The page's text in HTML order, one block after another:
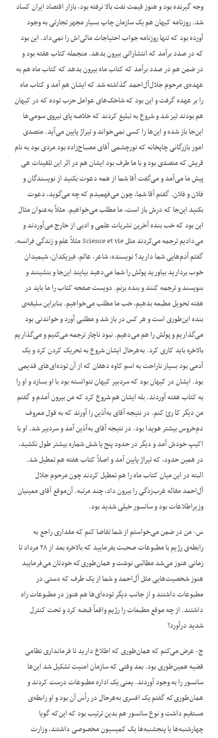
وجه گیرنده بود و هنوز قیمت نفت بالا نرفته بود، بازار اقتصاد ایران کساد
شد. روزنامه کیهان هم یک سازمان چاپ بسیار مجهز تجارتی به وجود
آورده بود که تنها روزنامه جواب احتیاجات مالی‌اش را نمی‌داد. این بود
که در صدد برآمد که انتشاراتی بیرون بدهد. منجمله کتاب هفته بود و
در ضمن هم در صدد برآمد که کتاب ماه بیرون بدهد که کتاب ماه هم به
عهده‌ی مرحوم جلال‌آل‌احمد گذاشته شد که ایشان هم آمد و کتاب ماه
را بر عهده گرفت و این بود که شاخک‌های عوامل حزب توده که در کیهان
هم بودند تیز شد و شروع به تبلیغ کردند که خلاصه پای نیروی سومی‌ها
این‌جا باز شده و این‌ها را کسی نمی‌خواند و تیراژ پایین می‌آید. متصدی
امور بازرگانی چاپخانه که نورچشمی آقای مصباح‌زاده بود مردی بود به نام
قریش که متصدی بود و با ما طرف بود ایشان هم در اثر این تلقینات هی
پیش ما می‌آمد و می‌گفت آقا شما از همه دعوت بکنید از نویسندگان و
فلان و فلان. گفتم آقا شما، چون می‌فهمیدم که چه می‌گوید، دعوت
بکنید این‌جا که درش باز است، ما مطلب می‌خواهیم. مثلاً به‌عنوان مثال
این بود که خب بنده آخرین نشریات علمی و ادبی از خارج می‌آوردند و
می‌دادیم ترجمه می‌کردند مثل Science et vie مثلاً علم و زندگی فرانسه.
گفتم آدم‌هایی شما دارید؟ نویسنده، شاعر، عالم، فیزیکدان، شیمیدان
خوب بردارید بیاورید پولش را شما می‌دهید بیایند این‌جا و بنشینند و
بنویسند و ترجمه کنند و بنده بزنم. دویست صفحه کتاب را ما باید در
هفته تحویل مطبعه بدهیم، خب ما مطلب می‌خواهیم. بنابراین سلیقه‌ی
بنده این‌طوری است و هر کس در باز شد و مطلبی آورد و خواندنی بود
می‌گذاریم و پولش را هم می‌دهیم. نبود ناچار ترجمه می‌کنیم و می‌گذاریم
بالاخره باید کاری کرد. به‌هرحال ایشان شروع به تحریک کردن کرد و یک
آدمی بود بسیار ناراحت به اسم کاوه دهقان که از آن توده‌ای‌های قدیمی
بود. ایشان در کیهان بود که سردبیر کیهان نتوانسته بود با او بسازد و او را
به کتاب هفته آوردند. بله ایشان هم شروع کرد که من بیرون آمدم و گفتم
من دیگر کا رئ کنم. در نتیجه آقای به‌آذین را آورند که به قول معروف
دم‌خروس بیشتر هویدا بود. در نتیجه آقای به‌آذین آمد و سردبیر شد. او با
اکیپ خودش آمد و دیگر در حدود پنج یا شش شماره بیشتر طول نکشید،
در همین حدود، که تیراژ پایین آمد و اصلاً کتاب هفته هم تعطیل شد.
البته در این میان کتاب ماه را هم تعطیل کردند چون مرحوم جلال
آل‌احمد مقاله غرب‌زدگی را بیرون داد، چند مرتبه. آن‌موقع آقای معینیان
وزیراطلاعات بود و سانسور خیلی شدید بود.
س- من در ضمن می‌خواستم از شما تقاضا کنم که مقداری راجع به
رابطه‌ی رژیم با مطبوعات صحبت بفرمایید که بالاخره بعد از ۲۸ مرداد تا
زمانی هنوز می‌شد مطالبی نوشت و همان‌طوری‌که خودتان می‌فرمایید
هنوز شخصیت‌هایی مثل آل‌احمد و شما از یک طرف که دستی در
مطبوعات داشتند و از جانب دیگر توده‌ای‌ها هم هنوز در مطبوعات راه
داشتند. از چه موقع مطبعات را رژیم واقعاً قبضه کرد و تحت کنترل
شدید درآورد؟
ج- عرض می‌کنم که همان‌طوری که اطلاع دارید تا فرمانداری نظامی
قضیه همین‌طوری بود. بعد وقتی که سازمان امنیت تشکیل شد این‌ها
سانسور را به وجود آوردند. یعنی یک اداره مطبوعات درست کردند و
همان‌طوری‌که گفتم یک افسری به‌هرحال در رأس آن بود و او رابطه‌ی
مستقیم داشت و نوع سانسور هم بدین ترتیب بود که این‌که گویا
چهارشنبه‌ها یا پنجشنبه‌ها یک کمیسیون مخصوصی داشتند، وزارت